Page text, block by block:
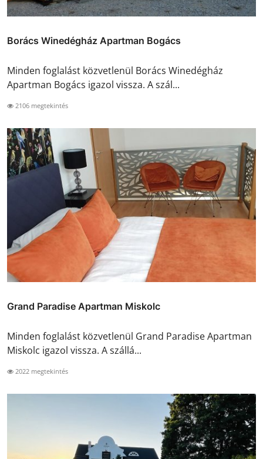
Borács Winedégház Apartman Bogács
Minden foglalást közvetlenül Borács Winedégház
Apartman Bogács igazol vissza. A szál...
2106 megtekintés
Grand Paradise Apartman Miskolc
Minden foglalást közvetlenül Grand Paradise Apartman
Miskolc igazol vissza. A szállá...
2022 megtekintés